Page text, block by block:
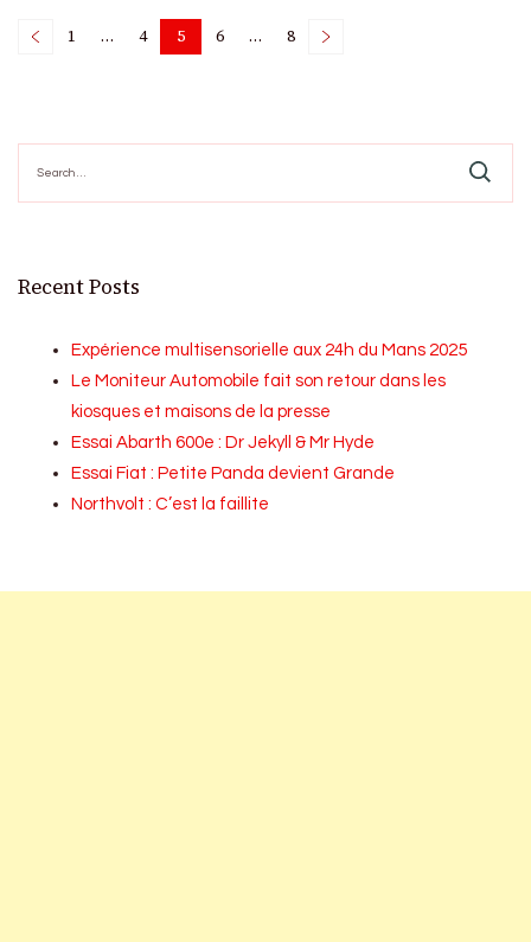
Posts
Page
1 … Page
4 Page
5 Page
6 … Page
8
for:
Recent Posts
Expérience multisensorielle aux 24h du Mans 2025
Le Moniteur Automobile fait son retour dans les
kiosques et maisons de la presse
Essai Abarth 600e : Dr Jekyll & Mr Hyde
Essai Fiat : Petite Panda devient Grande
Northvolt : C’est la faillite